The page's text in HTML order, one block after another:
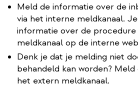
Meld de informatie over de
via het interne meldkanaal.
informatie over de
meldkanaal op de interne
Denk je dat je melding niet
behandeld kan worden?
het extern meldkanaal.